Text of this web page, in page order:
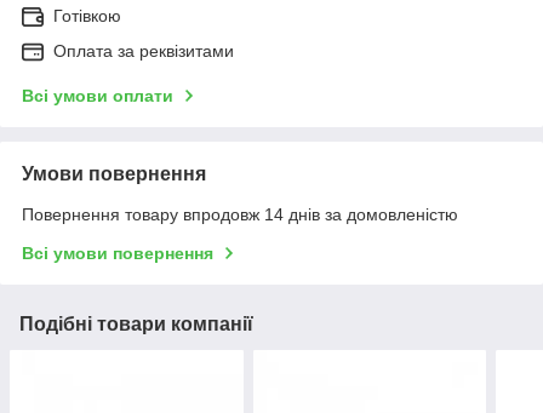
Готівкою
Оплата за реквізитами
Всі умови оплати
Умови повернення
Повернення товару впродовж 14 днів за домовленістю
Всі умови повернення
Подібні товари компанії